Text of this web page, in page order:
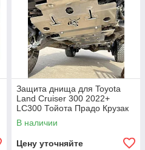
Защита днища для Toyota
Land Cruiser 300 2022+
LC300 Тойота Прадо Крузак
защита картера кпп
двигателя бака
В наличии
Цену уточняйте